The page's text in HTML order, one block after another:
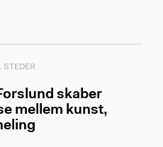
skaber
mellem kunst,